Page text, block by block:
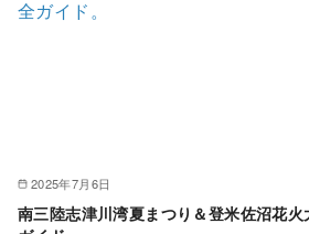
2025年7月6日
南三陸志津川湾夏まつり＆登米佐沼花